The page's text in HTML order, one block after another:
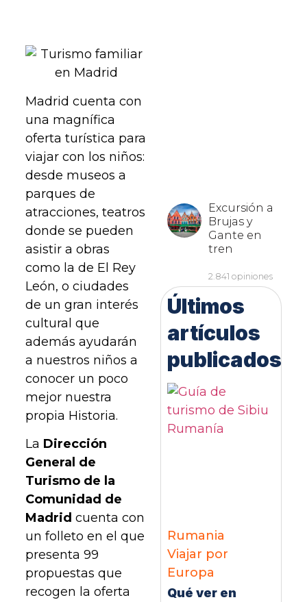
Madrid cuenta con
una magnífica
oferta turística para
viajar con los niños:
desde museos a
parques de
atracciones, teatros
donde se pueden
asistir a obras
como la de El Rey
León, o ciudades
de un gran interés
cultural que
además ayudarán
a nuestros niños a
conocer un poco
mejor nuestra
propia Historia.
La Dirección
General de
Turismo de la
Comunidad de
Madrid cuenta con
un folleto en el que
presenta 99
propuestas que
recogen la oferta
Últimos
artículos
publicados
Rumania
Viajar por
Europa
Qué ver en